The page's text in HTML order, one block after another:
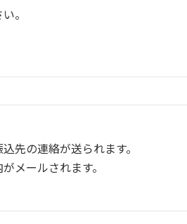
。
先の連絡が送られます。
メールされます。